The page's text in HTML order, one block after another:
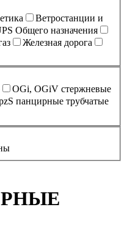
Ветростанции и
Общего назначения
Железная дорога
OGi, OGiV стержневые
панцирные трубчатые